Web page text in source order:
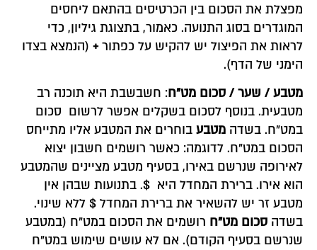
מפצלת את הסכום בין הכרטיסים בהתאם ליחסים
המוגדרים בסוג התנועה. כאמור, בתצוגת גיליון, כדי
לראות את הפיצול יש להקיש על כפתור+ (הנמצא בצדו
הימני של הדף).
מטבע / שער / סכום מט"ח: חשבשבת היא תוכנה רב
מטבעית. בנוסף לסכום בשקלים אפשר לרשום סכום
במט"ח. בשדה מטבע בוחרים את המטבע אליו מתייחס
הסכום במט"ח. לדוגמה: כאשר רושמים חשבון יצוא
לאירופה שנרשם באירו, בסעיף מטבע מציינים שהמטבע
הוא אירו. ברירת המחדל היא $. בתנועות שבהן אין
מטבע זר יש להשאיר את ברירת המחדל $ ללא שינוי.
בשדה סכום מט"ח רושמים את הסכום במט"ח (במטבע
שנרשם בסעיף הקודם). אם לא עושים שימוש במט"ח